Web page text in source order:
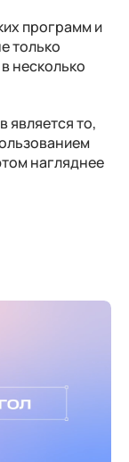
программ и
только
несколько
является то,
нагляднее